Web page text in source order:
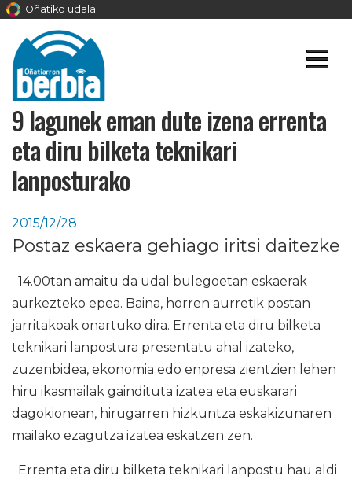
Oñatiko udala
9 lagunek eman dute izena errenta
eta diru bilketa teknikari
lanposturako
2015/12/28
Postaz eskaera gehiago iritsi daitezke
14.00tan amaitu da udal bulegoetan eskaerak
aurkezteko epea. Baina, horren aurretik postan
jarritakoak onartuko dira. Errenta eta diru bilketa
teknikari lanpostura presentatu ahal izateko,
zuzenbidea, ekonomia edo enpresa zientzien lehen
hiru ikasmailak gaindituta izatea eta euskarari
dagokionean, hirugarren hizkuntza eskakizunaren
mailako ezagutza izatea eskatzen zen.
Errenta eta diru bilketa teknikari lanpostu hau aldi